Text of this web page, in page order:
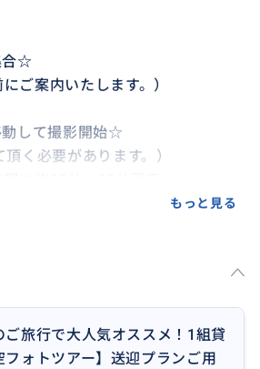
合☆
ご案内いたします。）
して撮影開始☆
頂く必要があります。）
焼き付けてください♪
ジで送らせていただきます！
もっと見る
ご旅行で大人気オススメ！1組貸
ォトツアー】送迎プランご用